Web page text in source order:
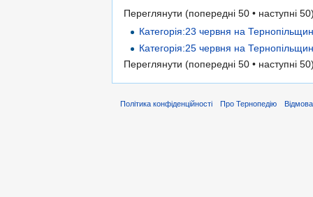
Переглянути (попередні 50 • наступні
Категорія:23 червня на
Категорія:25 червня на
Переглянути (попередні 50 • наступні
Політика конфіденційності Про Тернопедію Відмова